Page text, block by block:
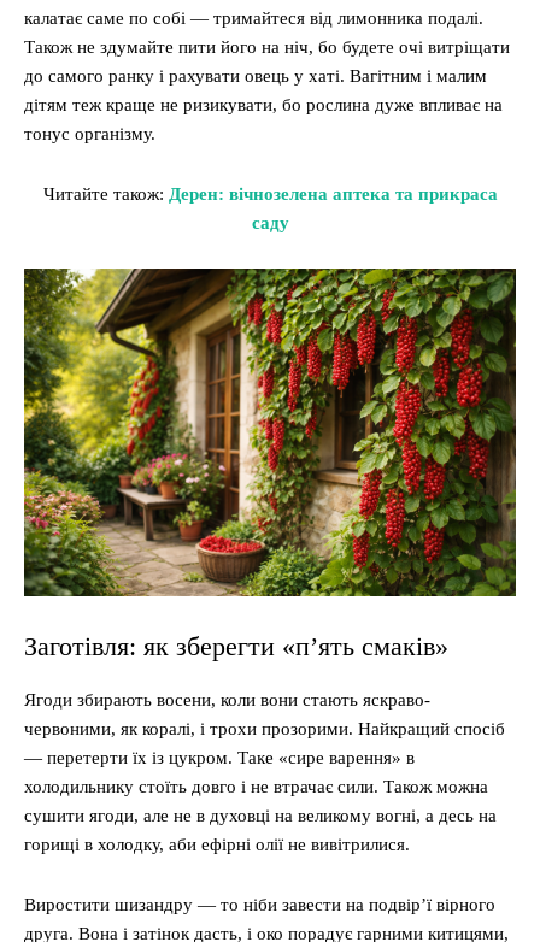
калатає саме по собі — тримайтеся від лимонника подалі.
Також не здумайте пити його на ніч, бо будете очі витріщати
до самого ранку і рахувати овець у хаті. Вагітним і малим
дітям теж краще не ризикувати, бо рослина дуже впливає на
тонус організму.
Читайте також: Дерен: вічнозелена аптека та прикраса
саду
Заготівля: як зберегти «п’ять смаків»
Ягоди збирають восени, коли вони стають яскраво-
червоними, як коралі, і трохи прозорими. Найкращий спосіб
— перетерти їх із цукром. Таке «сире варення» в
холодильнику стоїть довго і не втрачає сили. Також можна
сушити ягоди, але не в духовці на великому вогні, а десь на
горищі в холодку, аби ефірні олії не вивітрилися.
Виростити шизандру — то ніби завести на подвір’ї вірного
друга. Вона і затінок дасть, і око порадує гарними китицями,